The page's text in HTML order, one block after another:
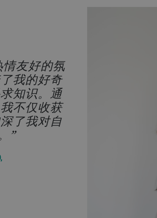
终得到重
切实感受
够直观地
的直接影
促进了我